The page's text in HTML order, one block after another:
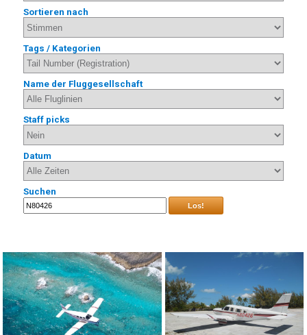
Sortieren nach
Tags / Kategorien
Name der Fluggesellschaft
Staff picks
Datum
Suchen
Los!